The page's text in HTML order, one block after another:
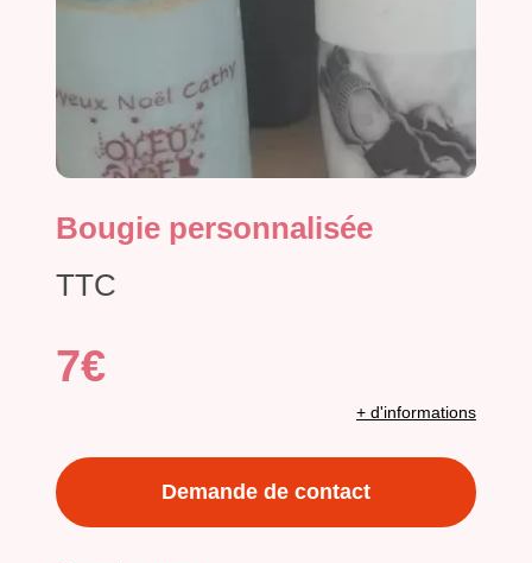
Bougie personnalisée
TTC
7€
+ d'informations
Demande de contact